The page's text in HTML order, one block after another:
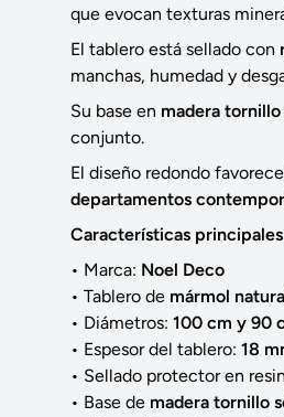
que evocan texturas
El tablero está sellado con
manchas, humedad y
Su base en madera
conjunto.
El diseño redondo
departamentos
Características principales
• Marca: Noel Deco
• Tablero de mármol
• Diámetros: 100 cm y 90
• Espesor del tablero: 18
• Sellado protector en
• Base de madera tornillo